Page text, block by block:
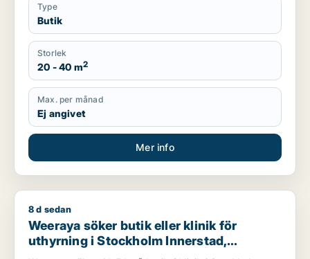
Type
Butik
Storlek
20 - 40 m2
Max. per månad
Ej angivet
Mer info
Weeraya söker butik eller klinik för uthyrning i Stockholm
8 d sedan
Weeraya söker butik eller klinik för
uthyrning i Stockholm Innerstad,
Kungsholmen eller Vasastan m.fl.